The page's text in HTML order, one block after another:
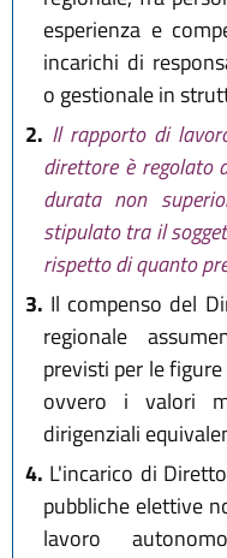
esperienza e
incarichi di
o gestionale in
2. Il rapporto di
direttore è
durata non
stipulato tra il
rispetto di quanto
3. Il compenso del
regionale
previsti per le
ovvero i valori
dirigenziali
4. L'incarico di
pubbliche elettive
lavoro